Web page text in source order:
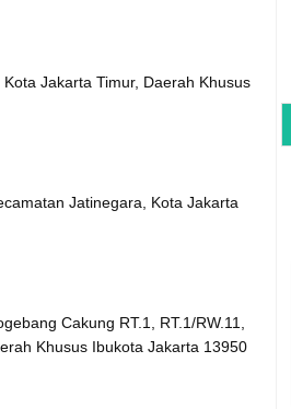
Jakarta Timur, Daerah Khusus
Jatinegara, Kota Jakarta
Cakung RT.1, RT.1/RW.11,
Khusus Ibukota Jakarta 13950